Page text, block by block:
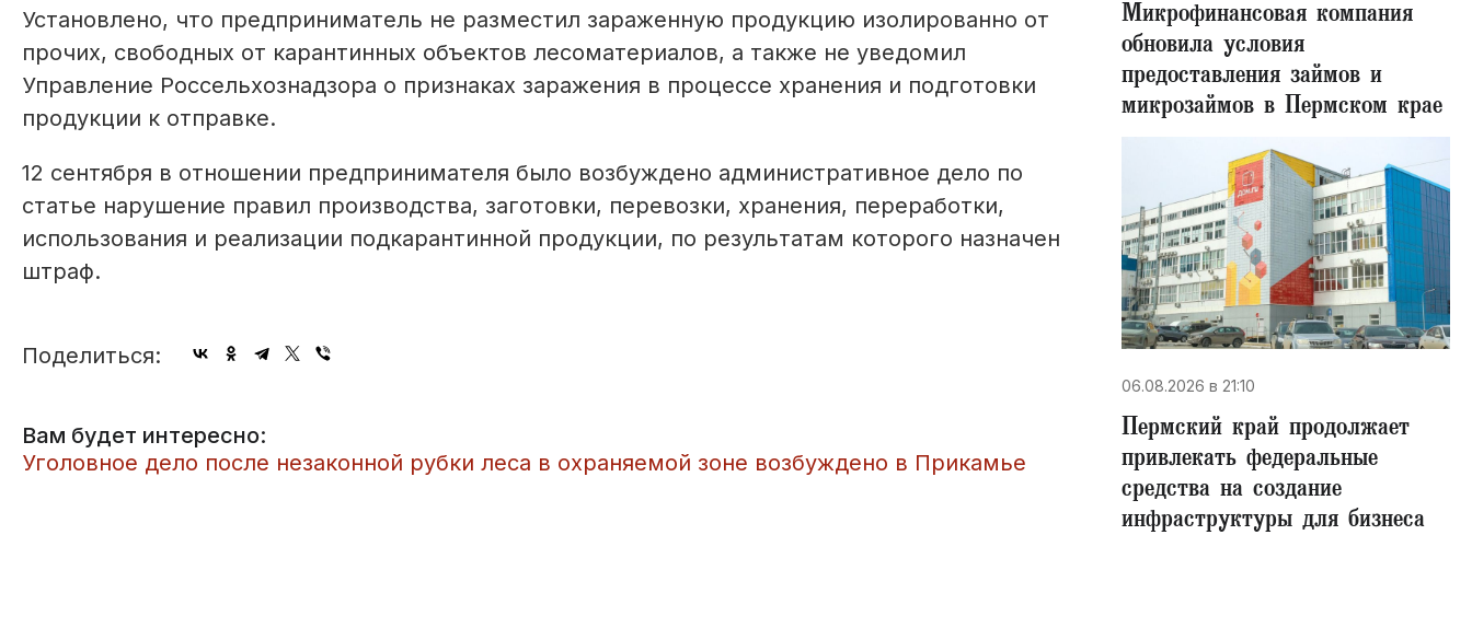
Установлено, что предприниматель не разместил зараженную продукцию изолированно от
прочих, свободных от карантинных объектов лесоматериалов, а также не уведомил
Управление Россельхознадзора о признаках заражения в процессе хранения и подготовки
продукции к отправке.
12 сентября в отношении предпринимателя было возбуждено административное дело по
статье нарушение правил производства, заготовки, перевозки, хранения, переработки,
использования и реализации подкарантинной продукции, по результатам которого назначен
штраф.
Поделиться:
Вам будет интересно:
​Уголовное дело после незаконной рубки леса в охраняемой зоне возбуждено в Прикамье
Микрофинансовая компания
обновила условия
предоставления займов и
микрозаймов в Пермском крае
06.08.2026 в 21:10
Пермский край продолжает
привлекать федеральные
средства на создание
инфраструктуры для бизнеса